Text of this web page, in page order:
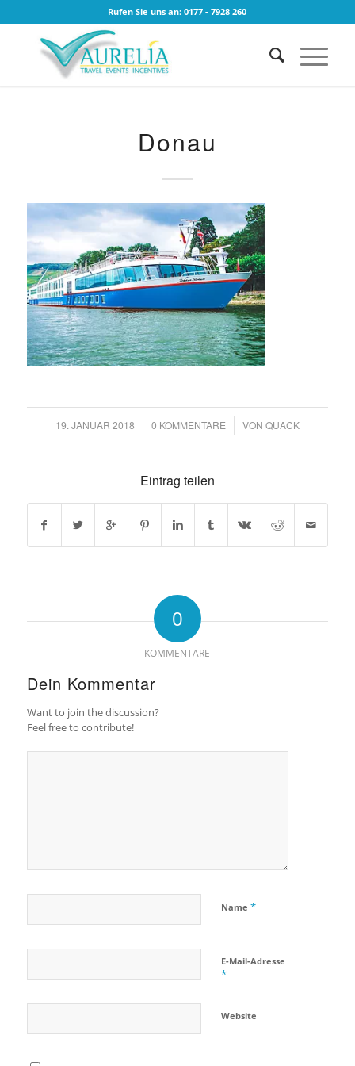
Rufen Sie uns an: 0177 - 7928 260
Donau
19. JANUAR 2018
/ 0 KOMMENTARE
/ VON QUACK
Eintrag teilen
0
KOMMENTARE
Dein Kommentar
Want to join the discussion?
Feel free to contribute!
Name *
E-Mail-Adresse
*
Website